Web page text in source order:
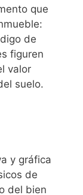
que
de
figuren
valor
suelo.
y gráfica
de
del bien